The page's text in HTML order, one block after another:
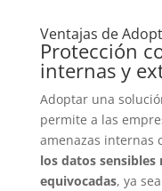
Ventajas de
Protección
internas y
Adoptar una
permite a las
amenazas internas
los datos sensibles
equivocadas, ya